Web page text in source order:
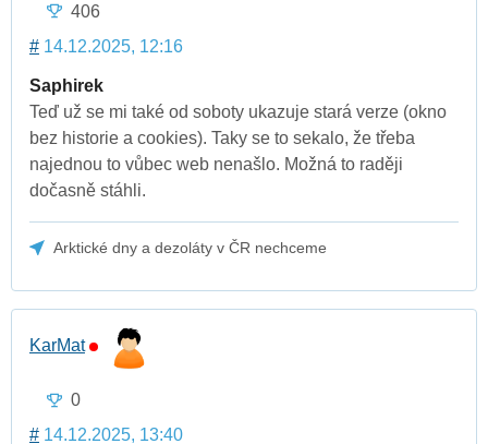
406
# 14.12.2025, 12:16
Saphirek
Teď už se mi také od soboty ukazuje stará verze (okno
bez historie a cookies). Taky se to sekalo, že třeba
najednou to vůbec web nenašlo. Možná to raději
dočasně stáhli.
Arktické dny a dezoláty v ČR nechceme
KarMat
0
# 14.12.2025, 13:40